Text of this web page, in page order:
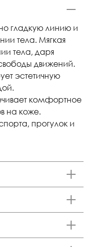
гладкую линию и
тела. Мягкая
тела, даря
движений.
эстетичную
комфортное
на коже.
прогулок и
84-88